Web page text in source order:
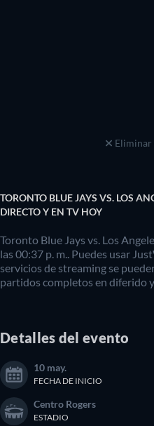
Eliminar
TORONTO BLUE JAYS VS. LOS
DIRECTO Y EN TV HOY
Toronto Blue Jays vs. Los
las 00:37 p. m.. Puedes usar
servicios de streaming se
partidos completos en diferido
Detalles del evento
10 may.
FECHA DE INICIO
Centro Rogers
ESTADIO